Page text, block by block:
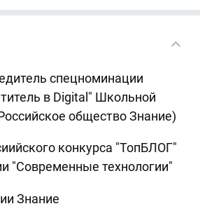
спецноминации
в Digital" Школьной
общество Знание)
конкурса "ТопБЛОГ"
"Современные технологии"
Знание